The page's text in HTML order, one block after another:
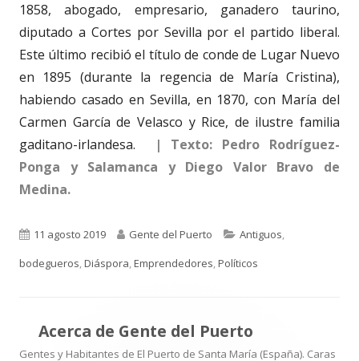
1858, abogado, empresario, ganadero taurino,
diputado a Cortes por Sevilla por el partido liberal.
Este último recibió el título de conde de Lugar Nuevo
en 1895 (durante la regencia de María Cristina),
habiendo casado en Sevilla, en 1870, con María del
Carmen García de Velasco y Rice, de ilustre familia
gaditano-irlandesa.
| Texto: Pedro Rodríguez-
Ponga y Salamanca y Diego Valor Bravo de
Medina.
Publicado
el
11 agosto 2019 Autor
Gente del Puerto Categorías
Antiguos,
bodegueros,Diáspora,Emprendedores,Políticos
Acerca de Gente del Puerto
Gentes y Habitantes de El Puerto de Santa María (España). Caras